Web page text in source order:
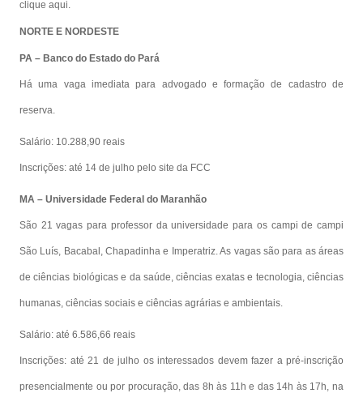
clique aqui.
NORTE E NORDESTE
PA – Banco do Estado do Pará
Há uma vaga imediata para advogado e formação de cadastro de
reserva.
Salário: 10.288,90 reais
Inscrições: até 14 de julho pelo site da FCC
MA – Universidade Federal do Maranhão
São 21 vagas para professor da universidade para os campi de campi
São Luís, Bacabal, Chapadinha e Imperatriz. As vagas são para as áreas
de ciências biológicas e da saúde, ciências exatas e tecnologia, ciências
humanas, ciências sociais e ciências agrárias e ambientais.
Salário: até 6.586,66 reais
Inscrições: até 21 de julho os interessados devem fazer a pré-inscrição
presencialmente ou por procuração, das 8h às 11h e das 14h às 17h, na